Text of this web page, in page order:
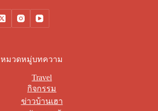
หมวดหมู่บทความ
Travel
กิจกรรม
ข่าวบ้านเฮา